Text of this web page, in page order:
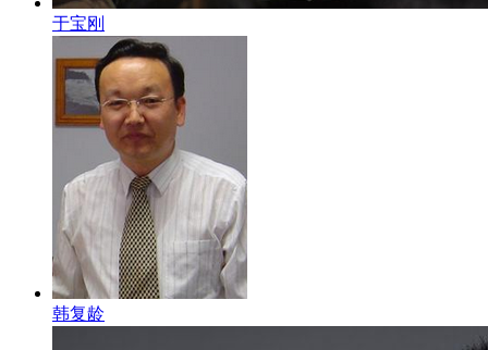
于宝刚
韩复龄